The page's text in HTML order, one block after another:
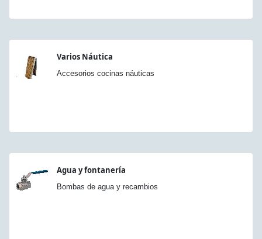
Varios Náutica
Accesorios cocinas náuticas
Agua y fontanería
Bombas de agua y recambios